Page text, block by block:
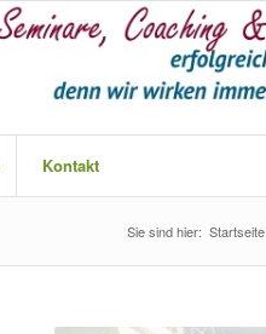
Kontakt
Sie sind hier: Startseite